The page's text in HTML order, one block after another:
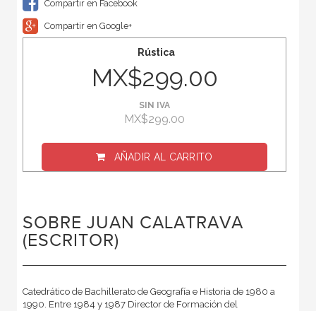
Compartir en Facebook
Compartir en Google+
Rústica
MX$299.00
SIN IVA
MX$299.00
AÑADIR AL CARRITO
SOBRE JUAN CALATRAVA
(ESCRITOR)
Catedrático de Bachillerato de Geografía e Historia de 1980 a
1990. Entre 1984 y 1987 Director de Formación del